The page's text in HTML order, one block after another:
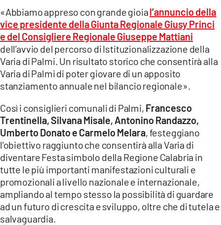
LACPLAY.IT
LACTV.IT
LACONAIR.IT
LACITYMAG.IT
ILREGGINO.IT
COSENZACHANNEL.IT
ILVIBONESE.IT
CATANZAROCHANNEL.IT
LACAPITALENEWS.IT
App
«Abbiamo appreso con grande gioial’annuncio della
vice presidente della Giunta Regionale Giusy Princi
e del Consigliere Regionale Giuseppe Mattiani
dell’avvio del percorso di Istituzionalizzazione della
Varia di Palmi. Un risultato storico che consentirà alla
Varia di Palmi di poter giovare di un apposito
stanziamento annuale nel bilancio regionale».
Così i consiglieri comunali di Palmi, Francesco
Trentinella, Silvana Misale, Antonino Randazzo,
Umberto Donato e Carmelo Melara, festeggiano
l’obiettivo raggiunto che consentirà alla Varia di
diventare Festa simbolo della Regione Calabria in
tutte le più importanti manifestazioni culturali e
promozionali a livello nazionale e internazionale,
ampliando al tempo stesso la possibilità di guardare
ad un futuro di crescita e sviluppo, oltre che di tutela e
salvaguardia.